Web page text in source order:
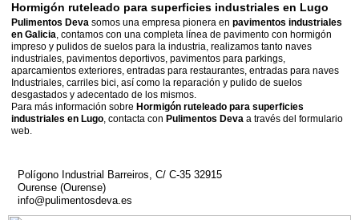
Hormigón ruteleado para superficies industriales en Lugo
Pulimentos Deva somos una empresa pionera en pavimentos industriales
en Galicia , contamos con una completa línea de pavimento con hormigón
impreso y pulidos de suelos para la industria, realizamos tanto naves
industriales, pavimentos deportivos, pavimentos para parkings,
aparcamientos exteriores, entradas para restaurantes, entradas para naves
Industriales, carriles bici, así como la reparación y pulido de suelos
desgastados y adecentado de los mismos.
Para más información sobre Hormigón ruteleado para superficies
industriales en Lugo, contacta con Pulimentos Deva a través del formulario
web.
Polígono Industrial Barreiros, C/ C-35 32915
Ourense (Ourense)
info@pulimentosdeva.es